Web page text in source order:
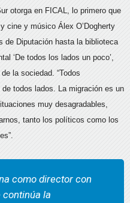
otorga en FICAL, lo primero que
cine y músico Álex O’Dogherty
de Diputación hasta la biblioteca
‘De todos los lados un poco’,
la sociedad. “Todos
todos lados. La migración es un
muy desagradables,
tanto los políticos como los
como director con
continúa la